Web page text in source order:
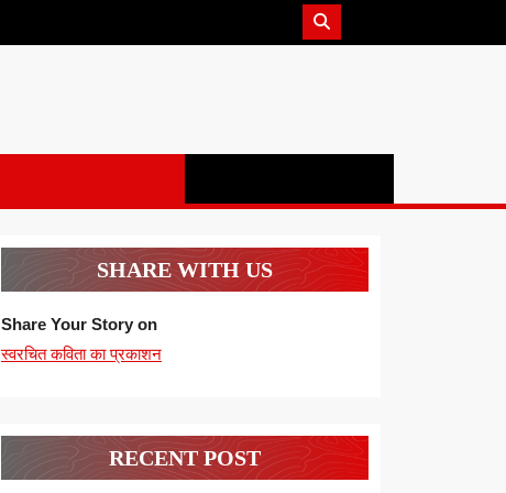
SHARE WITH US
Share Your Story on
स्वरचित कविता का प्रकाशन
RECENT POST